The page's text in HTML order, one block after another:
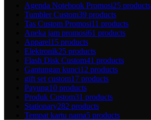
Agenda Notebook Promosi25 products
Tumbler Custom39 products
Tas Custom Promosi11 products
Aneka jam promosi61 products
Apparel15 products
Elektronik25 products
Flash Disk Custom41 products
Gantungan kunci12 products
gift set custom17 products
Payung10 products
Produk Custom31 products
Stationary282 products
Tempat kartu nama5 products